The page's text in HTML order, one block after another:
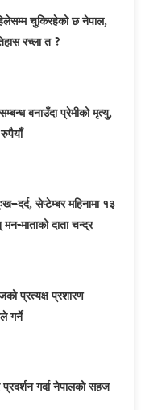
चुकिरहेको छ नेपाल,
रच्ला त ?
बनाउँदा प्रेमीको मृत्यु,
सेप्टेम्बर महिनामा १३
माताको दाता चन्द्र
प्रत्यक्ष प्रशारण
गर्ने
गर्दा नेपालको सहज